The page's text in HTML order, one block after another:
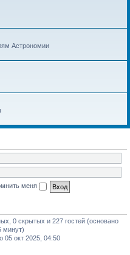
Астрономии
меня
0 скрытых и 227 гостей (основано
минут)
05 окт 2025, 04:50